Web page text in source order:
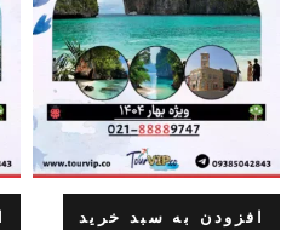
افزودن به سبد خرید